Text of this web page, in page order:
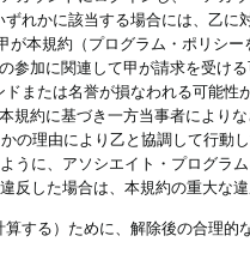
れかに該当する場合には、乙
本規約（プログラム・ポリシ
加に関連して甲が請求を受け
または名誉が損なわれる可能
約に基づき一方当事者により
の理由により乙と協調して行動
うに、アソシエイト・プログ
した場合は、本規約の重大な違
する）ために、解除後の合理